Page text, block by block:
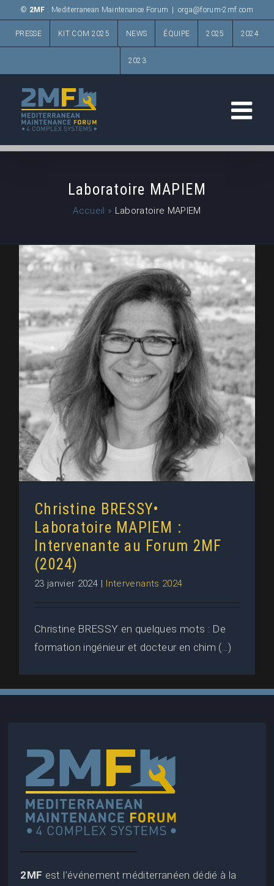
Passer
contenu
© 2MF : Mediterranean Maintenance Forum orga@forum-2mf.com
PRESSE KIT COM 2025 NEWS ÉQUIPE 2025 2024
2023
Laboratoire MAPIEM
Accueil » Laboratoire MAPIEM
Christine BRESSY• Laboratoire
MAPIEM : Intervenante au Forum
2MF (2024)
Christine BRESSY•
Laboratoire MAPIEM :
Intervenante au Forum 2MF
(2024)
23 janvier 2024 Intervenants 2024
Christine BRESSY en quelques mots : De
formation ingénieur et docteur en chim (...)
2MF est l’événement méditerranéen dédié à la